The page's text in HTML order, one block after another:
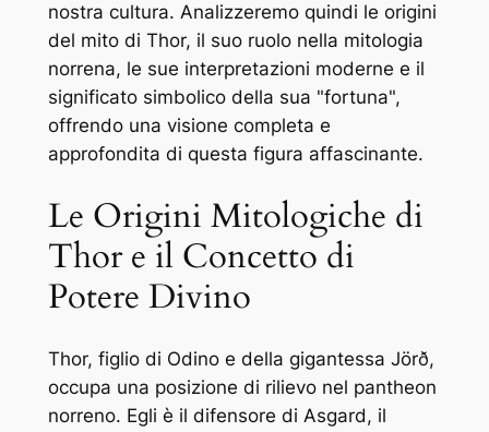
nostra cultura. Analizzeremo quindi le origini
del mito di Thor, il suo ruolo nella mitologia
norrena, le sue interpretazioni moderne e il
significato simbolico della sua "fortuna",
offrendo una visione completa e
approfondita di questa figura affascinante.
Le Origini Mitologiche di
Thor e il Concetto di
Potere Divino
Thor, figlio di Odino e della gigantessa Jörð,
occupa una posizione di rilievo nel pantheon
norreno. Egli è il difensore di Asgard, il